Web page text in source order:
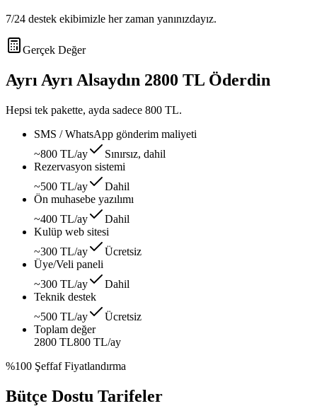
7/24 destek ekibimizle her zaman yanınızdayız.
Gerçek Değer
Ayrı Ayrı Alsaydın 2800 TL Öderdin
Hepsi tek pakette, ayda sadece 800 TL.
SMS / WhatsApp gönderim maliyeti
~800 TL/ay
Sınırsız, dahil
Rezervasyon sistemi
~500 TL/ay
Dahil
Ön muhasebe yazılımı
~400 TL/ay
Dahil
Kulüp web sitesi
~300 TL/ay
Ücretsiz
Üye/Veli paneli
~300 TL/ay
Dahil
Teknik destek
~500 TL/ay
Ücretsiz
Toplam değer
2800 TL800 TL/ay
%100 Şeffaf Fiyatlandırma
Bütçe Dostu Tarifeler